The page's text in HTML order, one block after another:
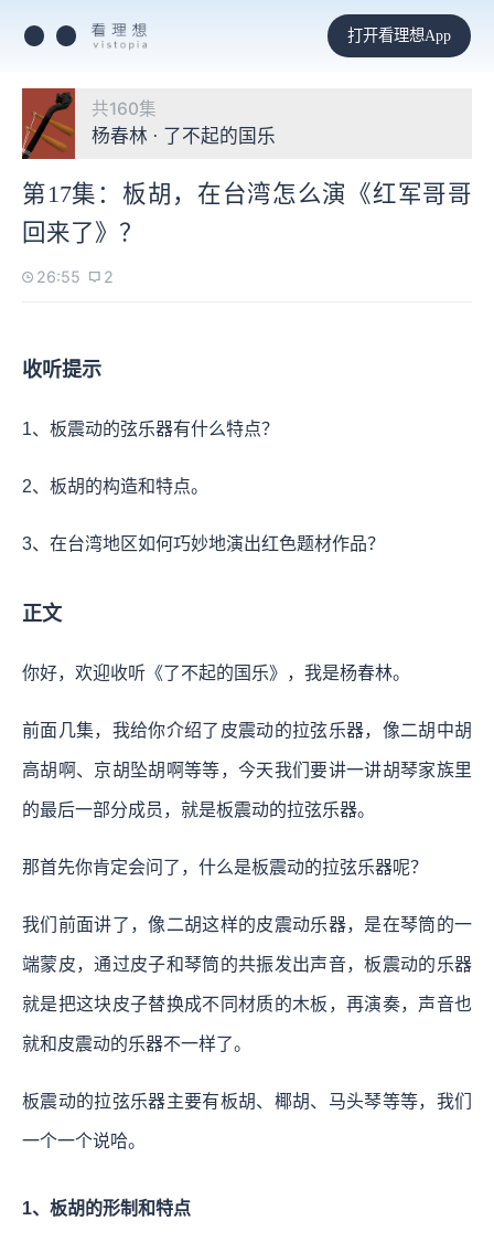
打开看理想App
共160集
杨春林 · 了不起的国乐
第17集：板胡，在台湾怎么演《红军哥哥
回来了》？
26:55 2
收听提示
1、板震动的弦乐器有什么特点？
2、板胡的构造和特点。
3、在台湾地区如何巧妙地演出红色题材作品？
正文
你好，欢迎收听《了不起的国乐》，我是杨春林。
前面几集，我给你介绍了皮震动的拉弦乐器，像二胡中胡
高胡啊、京胡坠胡啊等等，今天我们要讲一讲胡琴家族里
的最后一部分成员，就是板震动的拉弦乐器。
那首先你肯定会问了，什么是板震动的拉弦乐器呢？
我们前面讲了，像二胡这样的皮震动乐器，是在琴筒的一
端蒙皮，通过皮子和琴筒的共振发出声音，板震动的乐器
就是把这块皮子替换成不同材质的木板，再演奏，声音也
就和皮震动的乐器不一样了。
板震动的拉弦乐器主要有板胡、椰胡、马头琴等等，我们
一个一个说哈。
1、板胡的形制和特点